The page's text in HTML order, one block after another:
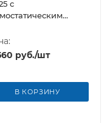
с
руб./шт
В КОРЗИНУ